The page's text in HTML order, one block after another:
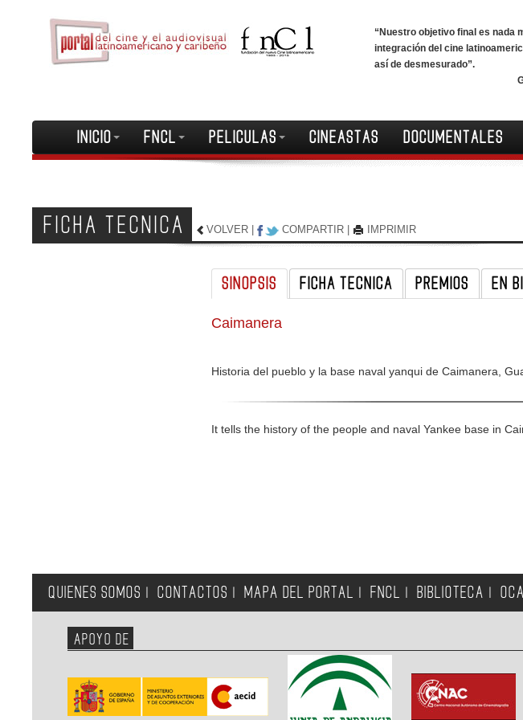
“Nuestro objetivo final es nada
integración del cine
así de desmesurado”.
INICIO FNCL PELICULAS CINEASTAS DOCUMENTALES
FICHA TECNICA VOLVER COMPARTIR IMPRIMIR
SINOPSIS FICHA TECNICA PREMIOS EN
Caimanera
Historia del pueblo y la base naval yanqui de Caimanera,
It tells the history of the people and naval Yankee base in
QUIENES SOMOS CONTACTOS MAPA DEL PORTAL FNCL BIBLIOTECA
APOYO DE